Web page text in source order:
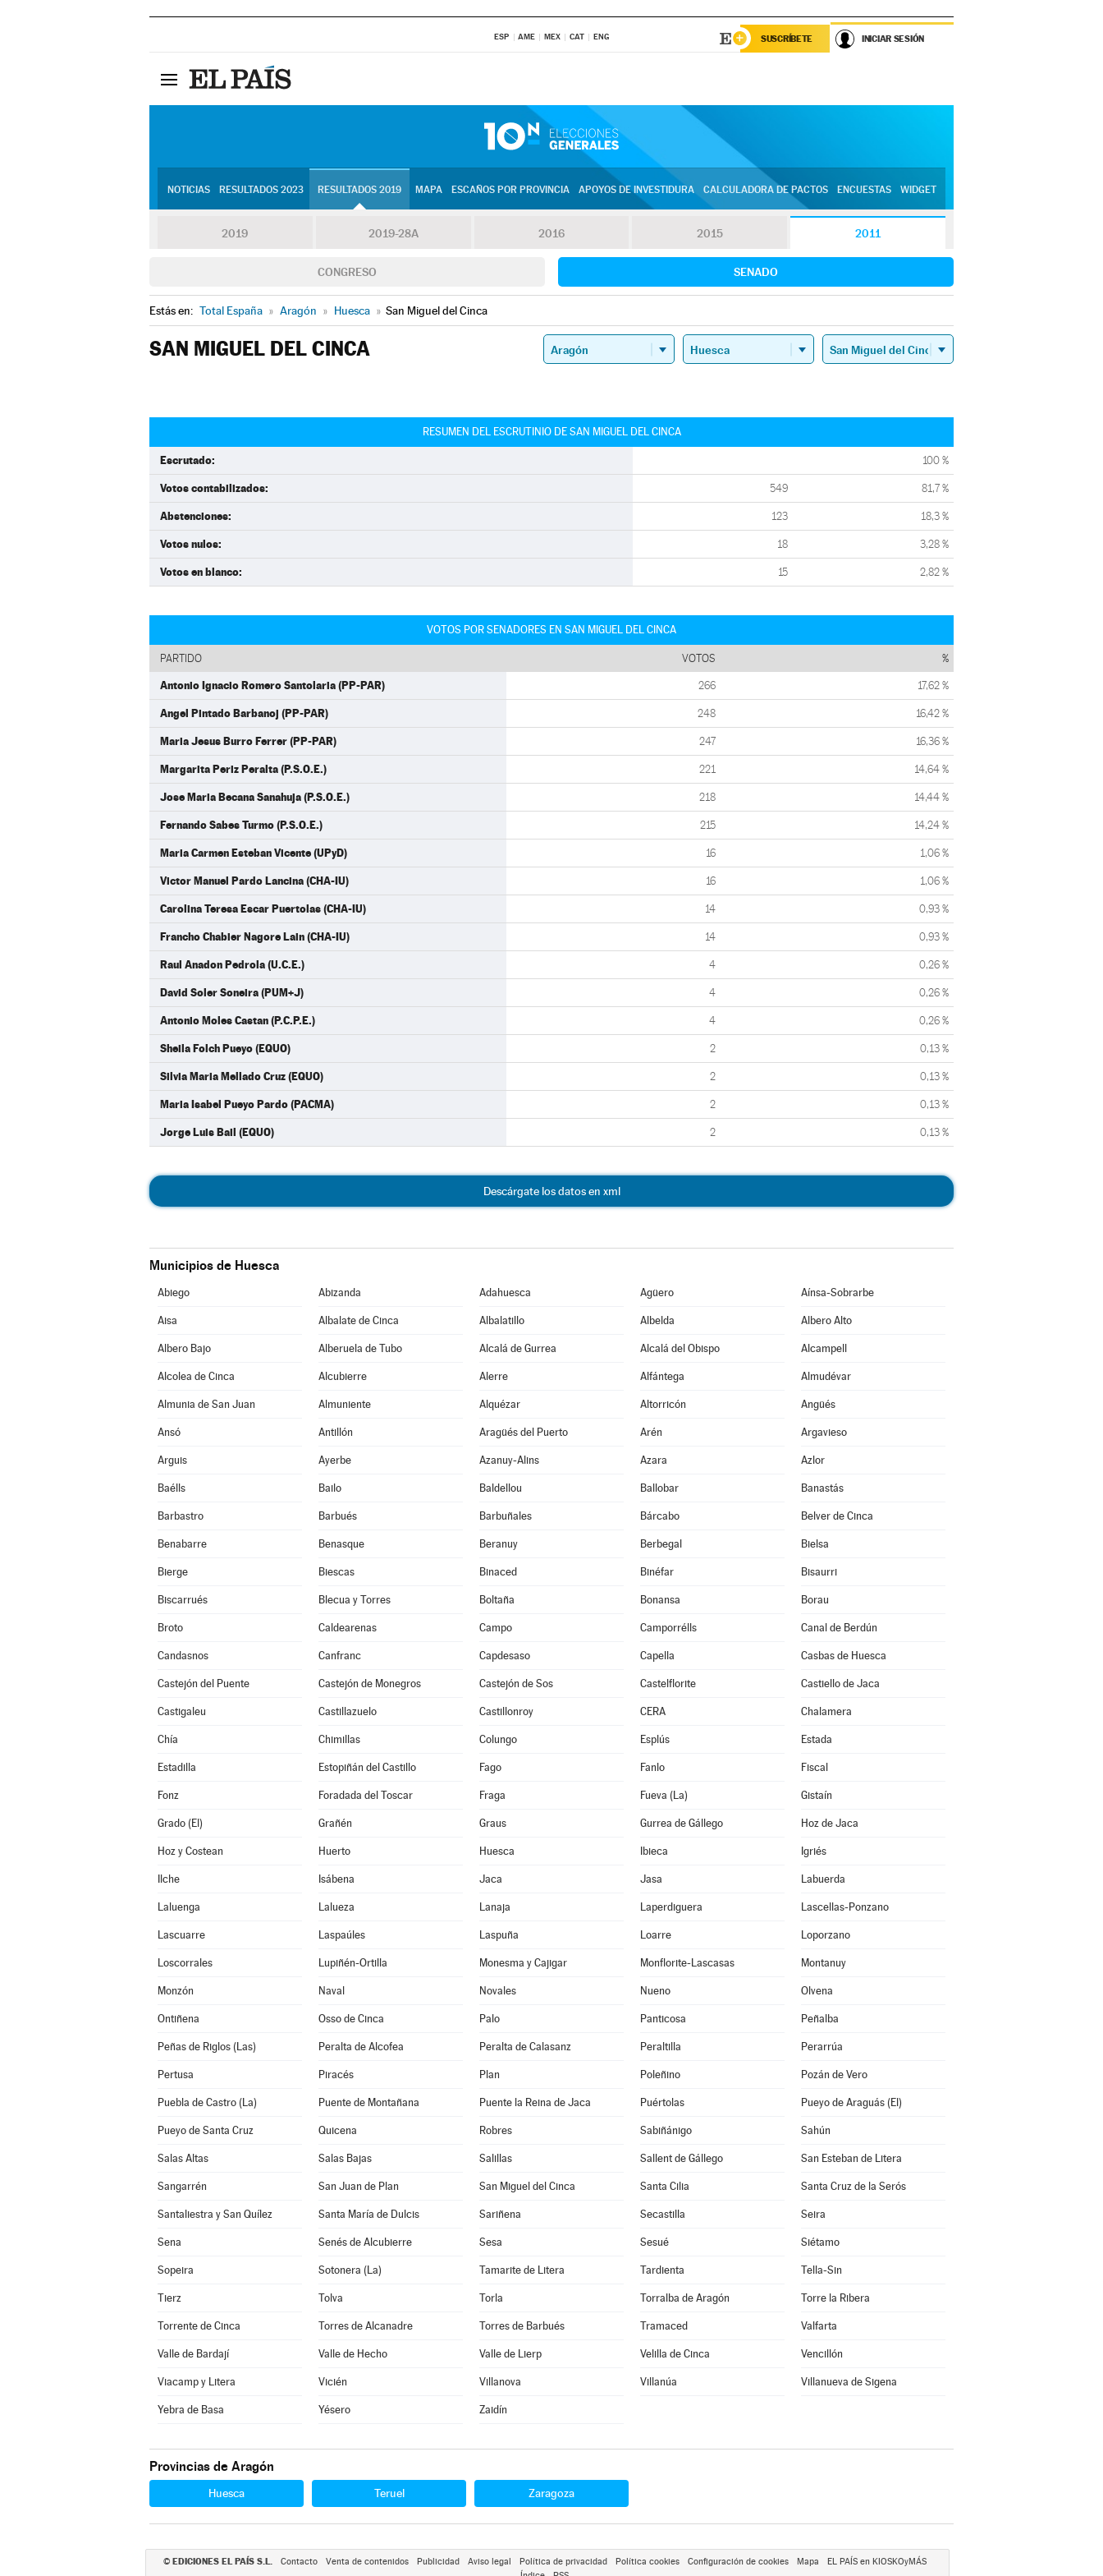
ESP AME MEX CAT ENG SUSCRÍBETE INICIAR SESIÓN
NOTICIAS RESULTADOS 2023 RESULTADOS 2019 MAPA ESCAÑOS POR PROVINCIA APOYOS DE INVESTIDURA CALCULADORA DE PACTOS ENCUESTAS WIDGET
2019 2019-28A 2016 2015 2011
CONGRESO SENADO
Estás en: Total España » Aragón » Huesca » San Miguel del Cinca
SAN MIGUEL DEL CINCA
RESUMEN DEL ESCRUTINIO DE SAN MIGUEL DEL CINCA
Escrutado: 100 %
Votos contabilizados: 549 81,7 %
Abstenciones: 123 18,3 %
Votos nulos: 18 3,28 %
Votos en blanco: 15 2,82 %
VOTOS POR SENADORES EN SAN MIGUEL DEL CINCA
PARTIDO VOTOS %
Antonio Ignacio Romero Santolaria (PP-PAR) 266 17,62 %
Angel Pintado Barbanoj (PP-PAR) 248 16,42 %
Maria Jesus Burro Ferrer (PP-PAR) 247 16,36 %
Margarita Periz Peralta (P.S.O.E.) 221 14,64 %
Jose Maria Becana Sanahuja (P.S.O.E.) 218 14,44 %
Fernando Sabes Turmo (P.S.O.E.) 215 14,24 %
Maria Carmen Esteban Vicente (UPyD) 16 1,06 %
Victor Manuel Pardo Lancina (CHA-IU) 16 1,06 %
Carolina Teresa Escar Puertolas (CHA-IU) 14 0,93 %
Francho Chabier Nagore Lain (CHA-IU) 14 0,93 %
Raul Anadon Pedrola (U.C.E.) 4 0,26 %
David Soler Soneira (PUM+J) 4 0,26 %
Antonio Moles Castan (P.C.P.E.) 4 0,26 %
Sheila Folch Pueyo (EQUO) 2 0,13 %
Silvia Maria Mellado Cruz (EQUO) 2 0,13 %
Maria Isabel Pueyo Pardo (PACMA) 2 0,13 %
Jorge Luis Bail (EQUO) 2 0,13 %
Descárgate los datos en xml
Municipios de Huesca
Abiego Abizanda Adahuesca Agüero Aínsa-Sobrarbe
Aisa Albalate de Cinca Albalatillo Albelda Albero Alto
Albero Bajo Alberuela de Tubo Alcalá de Gurrea Alcalá del Obispo Alcampell
Alcolea de Cinca Alcubierre Alerre Alfántega Almudévar
Almunia de San Juan Almuniente Alquézar Altorricón Angüés
Ansó Antillón Aragüés del Puerto Arén Argavieso
Arguis Ayerbe Azanuy-Alins Azara Azlor
Baélls Bailo Baldellou Ballobar Banastás
Barbastro Barbués Barbuñales Bárcabo Belver de Cinca
Benabarre Benasque Beranuy Berbegal Bielsa
Bierge Biescas Binaced Binéfar Bisaurri
Biscarrués Blecua y Torres Boltaña Bonansa Borau
Broto Caldearenas Campo Camporrélls Canal de Berdún
Candasnos Canfranc Capdesaso Capella Casbas de Huesca
Castejón del Puente Castejón de Monegros Castejón de Sos Castelflorite Castiello de Jaca
Castigaleu Castillazuelo Castillonroy CERA Chalamera
Chía Chimillas Colungo Esplús Estada
Estadilla Estopiñán del Castillo Fago Fanlo Fiscal
Fonz Foradada del Toscar Fraga Fueva (La) Gistaín
Grado (El) Grañén Graus Gurrea de Gállego Hoz de Jaca
Hoz y Costean Huerto Huesca Ibieca Igriés
Ilche Isábena Jaca Jasa Labuerda
Laluenga Lalueza Lanaja Laperdiguera Lascellas-Ponzano
Lascuarre Laspaúles Laspuña Loarre Loporzano
Loscorrales Lupiñén-Ortilla Monesma y Cajigar Monflorite-Lascasas Montanuy
Monzón Naval Novales Nueno Olvena
Ontiñena Osso de Cinca Palo Panticosa Peñalba
Peñas de Riglos (Las) Peralta de Alcofea Peralta de Calasanz Peraltilla Perarrúa
Pertusa Piracés Plan Poleñino Pozán de Vero
Puebla de Castro (La) Puente de Montañana Puente la Reina de Jaca Puértolas Pueyo de Araguás (El)
Pueyo de Santa Cruz Quicena Robres Sabiñánigo Sahún
Salas Altas Salas Bajas Salillas Sallent de Gállego San Esteban de Litera
Sangarrén San Juan de Plan San Miguel del Cinca Santa Cilia Santa Cruz de la Serós
Santaliestra y San Quílez Santa María de Dulcis Sariñena Secastilla Seira
Sena Senés de Alcubierre Sesa Sesué Siétamo
Sopeira Sotonera (La) Tamarite de Litera Tardienta Tella-Sin
Tierz Tolva Torla Torralba de Aragón Torre la Ribera
Torrente de Cinca Torres de Alcanadre Torres de Barbués Tramaced Valfarta
Valle de Bardají Valle de Hecho Valle de Lierp Velilla de Cinca Vencillón
Viacamp y Litera Vicién Villanova Villanúa Villanueva de Sigena
Yebra de Basa Yésero Zaidín
Provincias de Aragón
Huesca Teruel Zaragoza
© EDICIONES EL PAÍS S.L. Contacto Venta de contenidos Publicidad Aviso legal Política de privacidad Política cookies Configuración de cookies Mapa
EL PAÍS en KIOSKOyMÁS